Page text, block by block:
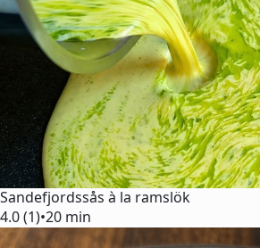
Sandefjordssås à la ramslök
4.0 (1)•20 min